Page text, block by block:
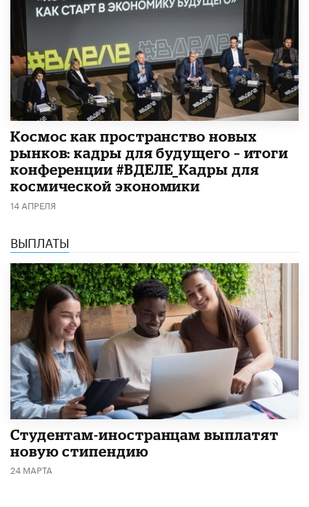
Космос как пространство новых
рынков: кадры для будущего – итоги
конференции #ВДЕЛЕ_Кадры для
космической экономики
14 АПРЕЛЯ
ВЫПЛАТЫ
Студентам-иностранцам выплатят
новую стипендию
24 МАРТА